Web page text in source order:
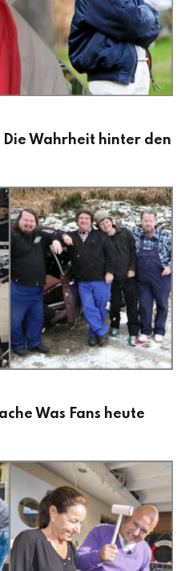
Wahrheit hinter den
Was Fans heute